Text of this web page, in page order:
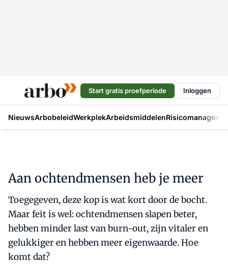
Start gratis proefperiode Inloggen
NieuwsArbobeleidWerkplekArbeidsmiddelen
Aan ochtendmensen heb je meer
Toegegeven, deze kop is wat kort door de bocht.
Maar feit is wel: ochtendmensen slapen beter,
hebben minder last van burn-out, zijn vitaler en
gelukkiger en hebben meer eigenwaarde. Hoe
komt dat?